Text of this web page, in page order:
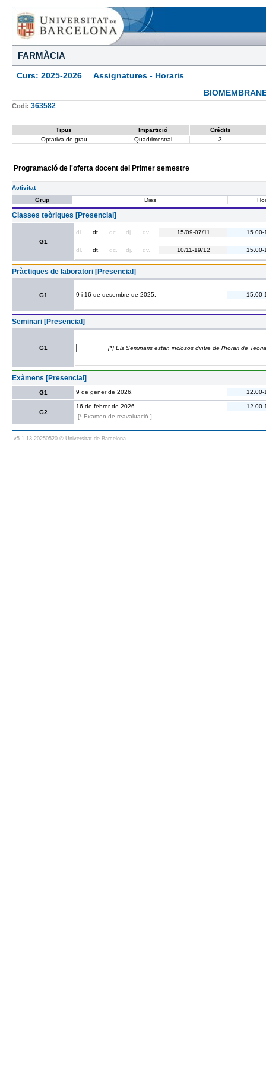
FARMÀCIA
Curs: 2025-2026 Assignatures - Horaris
Codi: 363582
Tipus Impartició
Crédits
Optativa de grau
Quadrimestral 3
Programació de l'oferta docent del Primer semestre
Activitat
Grup
Dies
Classes teòriques [Presencial]
G1
dl. dt. dc. dj. dv. 15/09-07/11 15.00-
dl. dt. dc. dj. dv. 10/11-19/12 15.00-
Pràctiques de laboratori [Presencial]
G1 9 i 16 de desembre de 2025. 15.00-
Seminari [Presencial]
G1 [*] Els Seminaris estan inclosos dintre de l'horari de Teoria
Exàmens [Presencial]
G1 9 de gener de 2026. 12.00-
G2
16 de febrer de 2026.
12.00-
[* Examen de reavaluació.]
v5.1.13 20250520 © Universitat de Barcelona